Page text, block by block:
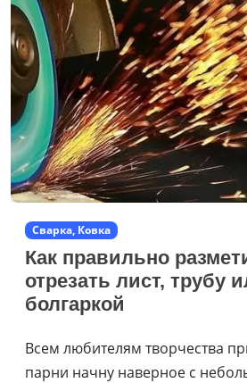
Сварка, Ковка
Как правильно
отрезать лист, трубу
болгаркой
Всем любителям творчества
парни начну наверное с